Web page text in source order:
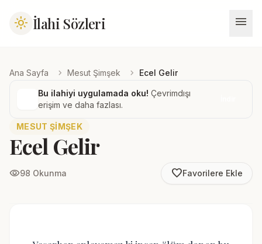
light_mode İlahi Sözleri menu
Ana Sayfa chevron_right Mesut Şimşek chevron_right Ecel Gelir
Bu ilahiyi uygulamada oku! Çevrimdışı
erişim ve daha fazlası.
MESUT ŞIMŞEK
Ecel Gelir
visibility98 Okunma favorite_borderFavorilere Ekle